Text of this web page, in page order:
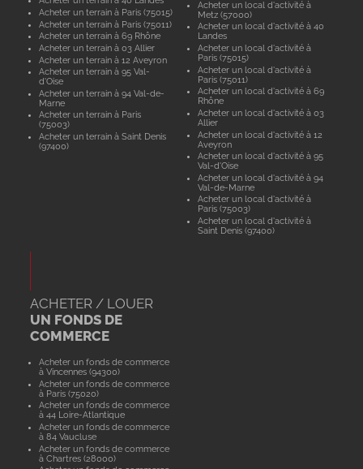
Acheter un terrain à Paris (75015)
Acheter un terrain à Paris (75011)
Acheter un terrain à 69 Rhône
Acheter un terrain à 03 Allier
Acheter un terrain à 12 Aveyron
Acheter un terrain à 95 Val-
d'Oise
Acheter un terrain à 94 Val-de-
Marne
Acheter un terrain à Paris
(75003)
Acheter un terrain à Saint Denis
(97400)
Acheter un local d'activité à
Metz (57000)
Acheter un local d'activité à 40
Landes
Acheter un local d'activité à
Paris (75015)
Acheter un local d'activité à
Paris (75011)
Acheter un local d'activité à 69
Rhône
Acheter un local d'activité à 03
Allier
Acheter un local d'activité à 12
Aveyron
Acheter un local d'activité à 95
Val-d'Oise
Acheter un local d'activité à 94
Val-de-Marne
Acheter un local d'activité à
Paris (75003)
Acheter un local d'activité à
Saint Denis (97400)
ACHETER / LOUER
UN FONDS DE
COMMERCE
Acheter un fonds de commerce
à Vincennes (94300)
Acheter un fonds de commerce
à Paris (75020)
Acheter un fonds de commerce
à 44 Loire-Atlantique
Acheter un fonds de commerce
à 84 Vaucluse
Acheter un fonds de commerce
à Chartres (28000)